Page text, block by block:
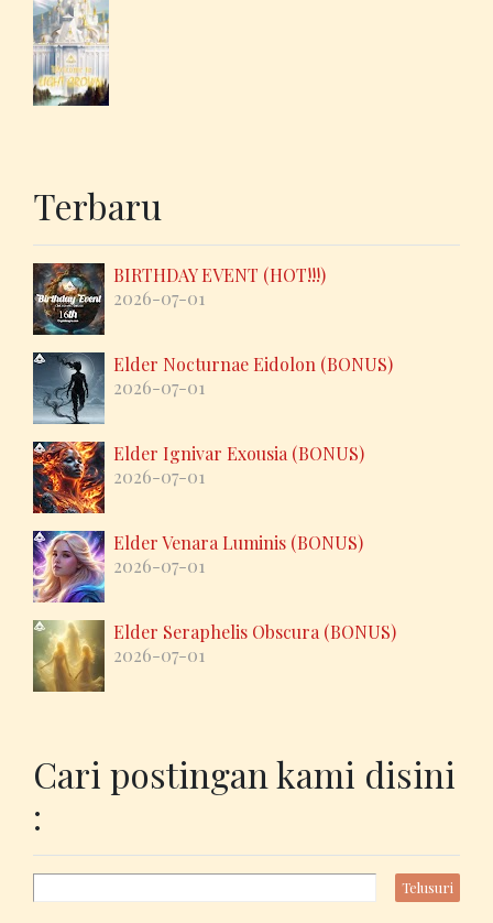
Terbaru
BIRTHDAY EVENT (HOT!!!)
2026-07-01
Elder Nocturnae Eidolon (BONUS)
2026-07-01
Elder Ignivar Exousia (BONUS)
2026-07-01
Elder Venara Luminis (BONUS)
2026-07-01
Elder Seraphelis Obscura (BONUS)
2026-07-01
Cari postingan kami disini
: